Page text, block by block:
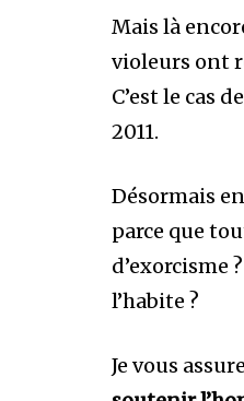
Mais là
violeurs ont
C’est le cas
2011.
Désormais
parce que
d’exorcisme
l’habite ?
Je vous